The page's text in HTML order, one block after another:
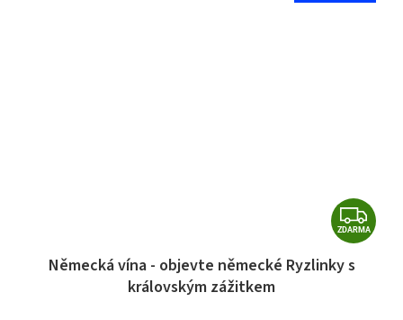
Z
D
ZDARMA
Německá vína - objevte německé Ryzlinky s
královským zážitkem